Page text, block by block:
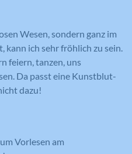
Wesen, sondern ganz im
kann ich sehr fröhlich zu sein.
feiern, tanzen, uns
Da passt eine Kunstblut-
dazu!
Vorlesen am
eindeutige ID, die
um statistische Daten
die Website
eindeutige ID auf
um Tracking
geografischen GPS-